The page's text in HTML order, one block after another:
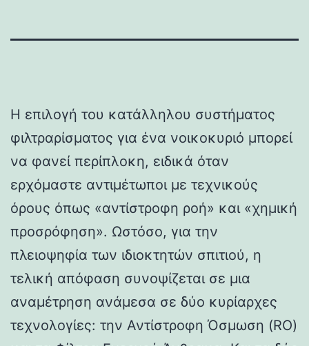
Η επιλογή του κατάλληλου συστήματος
φιλτραρίσματος για ένα νοικοκυριό μπορεί
να φανεί περίπλοκη, ειδικά όταν
ερχόμαστε αντιμέτωποι με τεχνικούς
όρους όπως «αντίστροφη ροή» και «χημική
προσρόφηση». Ωστόσο, για την
πλειοψηφία των ιδιοκτητών σπιτιού, η
τελική απόφαση συνοψίζεται σε μια
αναμέτρηση ανάμεσα σε δύο κυρίαρχες
τεχνολογίες: την Αντίστροφη Όσμωση (RO)